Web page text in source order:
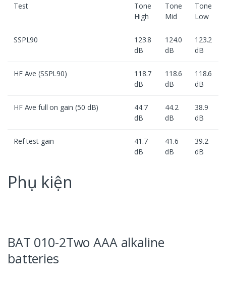
Test
Tone
High
Tone
Mid
Tone
Low
SSPL90
123.8
dB
124.0
dB
123.2
dB
HF Ave (SSPL90)
118.7
dB
118.6
dB
118.6
dB
HF Ave full on gain (50 dB)
44.7
dB
44.2
dB
38.9
dB
Ref test gain
41.7
dB
41.6
dB
39.2
dB
Phụ kiện
BAT 010-2Two AAA alkaline
batteries